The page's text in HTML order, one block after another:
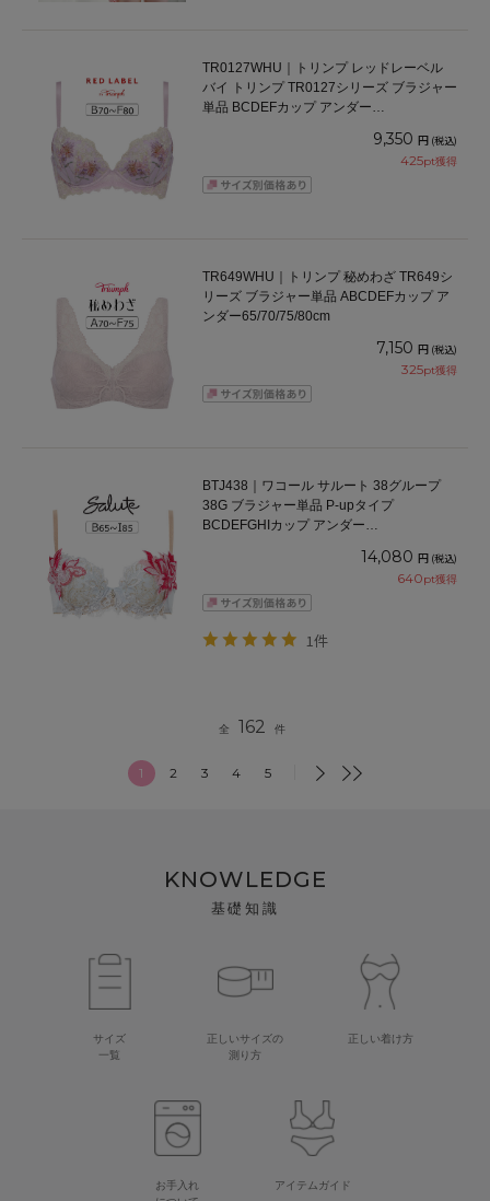
TR0127WHU｜トリンプ レッドレーベル
バイ トリンプ TR0127シリーズ ブラジャー
単品 BCDEFカップ アンダー
9,350 円 (税込)
425pt獲得
TR649WHU｜トリンプ 秘めわざ TR649シ
リーズ ブラジャー単品 ABCDEFカップ ア
ンダー65/70/75/80cm
7,150 円 (税込)
325pt獲得
BTJ438｜ワコール サルート 38グループ
38G ブラジャー単品 P-upタイプ
BCDEFGHIカップ アンダー
14,080 円 (税込)
640pt獲得
1件
全 162 件
1 2 3 4 5
KNOWLEDGE
基礎知識
サイズ
一覧
正しいサイズの
測り方
正しい着け方
お手入れ
アイテムガイド